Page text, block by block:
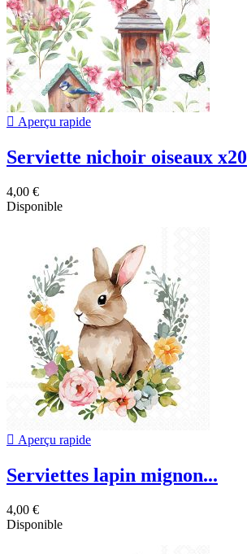
 Aperçu rapide
Serviette nichoir oiseaux x20
4,00 €
Disponible
 Aperçu rapide
Serviettes lapin mignon...
4,00 €
Disponible